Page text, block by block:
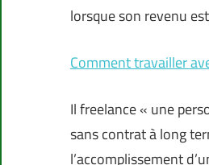
lorsque son revenu
Comment travailler
Il freelance « une
sans contrat à long
l’accomplissement